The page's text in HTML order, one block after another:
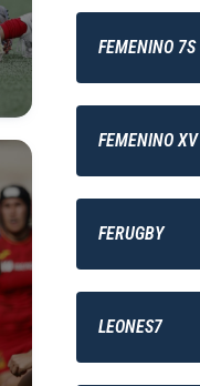
FEMENINO 7S
FEMENINO XV
FERUGBY
LEONES7